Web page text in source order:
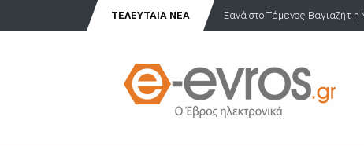
ΤΕΛΕΥΤΑΊΑ ΝΈΑ Ξανά στο Τέμενος Βαγιαζήτ η